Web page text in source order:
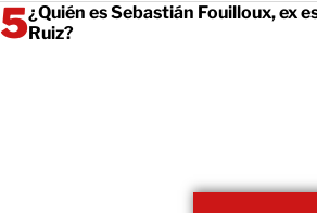
¿Quién es Sebastián Fouilloux, ex
Ruiz?